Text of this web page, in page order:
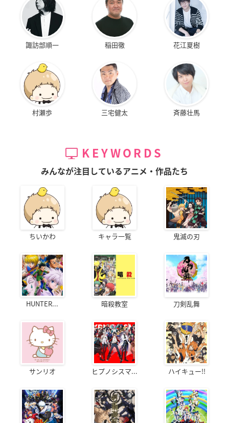
諏訪部順一 稲田徹 花江夏樹
村瀬歩 三宅健太 斉藤壮馬
KEYWORDS
みんなが注目しているアニメ・作品たち
ちいかわ キャラ一覧 鬼滅の刃
HUNTER... 暗殺教室 刀剣乱舞
サンリオ ヒプノシスマ... ハイキュー!!